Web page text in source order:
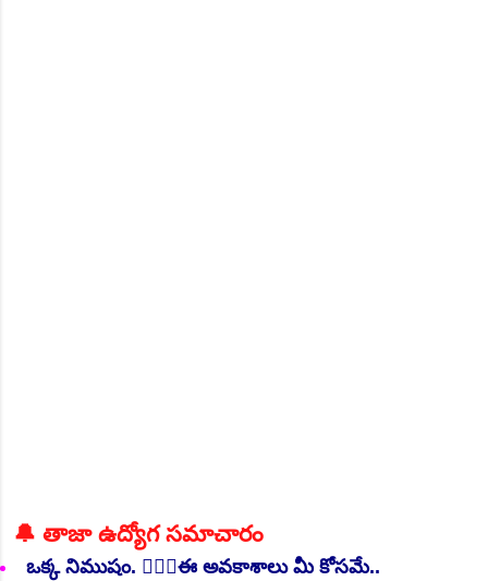
🔔 తాజా ఉద్యోగ సమాచారం
ఒక్క నిముషం. 💁🏻‍♂️ఈ అవకాశాలు మీ కోసమే..